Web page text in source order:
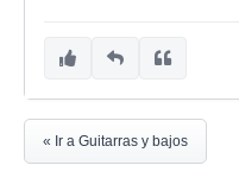
« Ir a Guitarras y bajos